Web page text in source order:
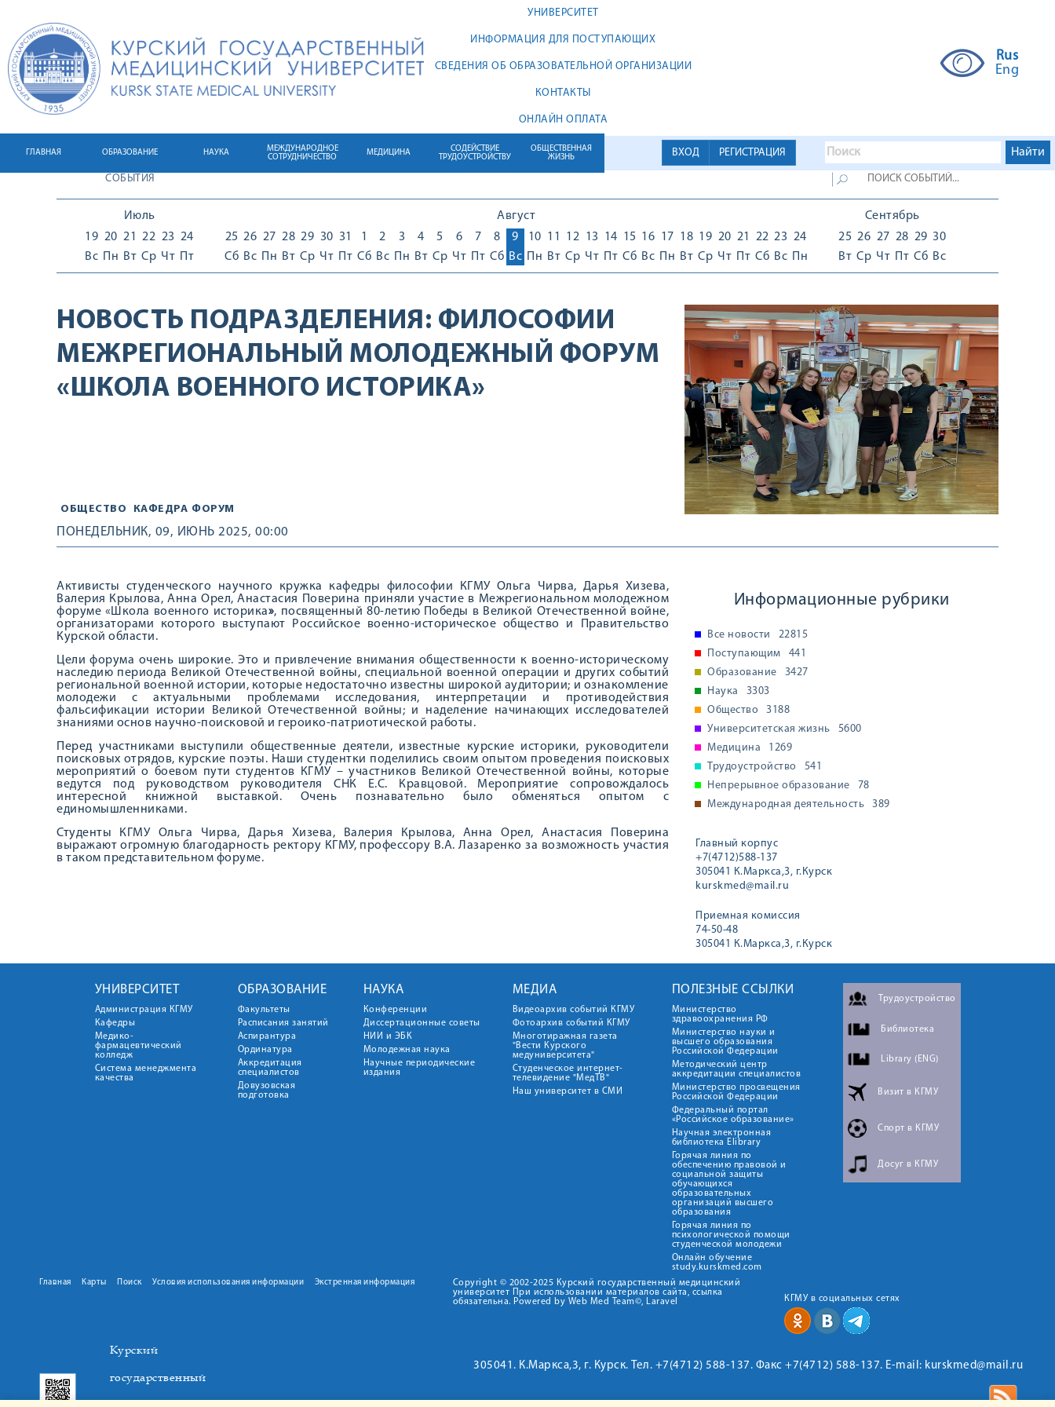
УНИВЕРСИТЕТ
ИНФОРМАЦИЯ ДЛЯ ПОСТУПАЮЩИХ
СВЕДЕНИЯ ОБ ОБРАЗОВАТЕЛЬНОЙ ОРГАНИЗАЦИИ
КОНТАКТЫ
ОНЛАЙН ОПЛАТА
Rus
Eng
ВХОД РЕГИСТРАЦИЯ
ГЛАВНАЯ ОБРАЗОВАНИЕ НАУКА
МЕЖДУНАРОДНОЕ
СОТРУДНИЧЕСТВО
МЕДИЦИНА
СОДЕЙСТВИЕ
ТРУДОУСТРОЙСТВУ
ОБЩЕСТВЕННАЯ
ЖИЗНЬ
СОБЫТИЯ
Июль
19
Вс
20
Пн
21
Вт
22
Ср
23
Чт
24
Пт
Август
25
Сб
26
Вс
27
Пн
28
Вт
29
Ср
30
Чт
31
Пт
1
Сб
2
Вс
3
Пн
4
Вт
5
Ср
6
Чт
7
Пт
8
Сб
9
Вс
10
Пн
11
Вт
12
Ср
13
Чт
14
Пт
15
Сб
16
Вс
17
Пн
18
Вт
19
Ср
20
Чт
21
Пт
22
Сб
23
Вс
24
Пн
Сентябрь
25
Вт
26
Ср
27
Чт
28
Пт
29
Сб
30
Вс
НОВОСТЬ ПОДРАЗДЕЛЕНИЯ: ФИЛОСОФИИ
МЕЖРЕГИОНАЛЬНЫЙ МОЛОДЕЖНЫЙ ФОРУМ
«ШКОЛА ВОЕННОГО ИСТОРИКА»
ОБЩЕСТВО КАФЕДРА ФОРУМ
ПОНЕДЕЛЬНИК, 09, ИЮНЬ 2025, 00:00
Активисты студенческого научного кружка кафедры философии КГМУ Ольга Чирва, Дарья Хизева,
Валерия Крылова, Анна Орел, Анастасия Поверина приняли участие в Межрегиональном молодежном
форуме «Школа военного историка», посвященный 80-летию Победы в Великой Отечественной войне,
организаторами которого выступают Российское военно-историческое общество и Правительство
Курской области.
Цели форума очень широкие. Это и привлечение внимания общественности к военно-историческому
наследию периода Великой Отечественной войны, специальной военной операции и других событий
региональной военной истории, которые недостаточно известны широкой аудитории; и ознакомление
молодежи с актуальными проблемами исследования, интерпретации и противодействия
фальсификации истории Великой Отечественной войны; и наделение начинающих исследователей
знаниями основ научно-поисковой и героико-патриотической работы.
Перед участниками выступили общественные деятели, известные курские историки, руководители
поисковых отрядов, курские поэты. Наши студентки поделились своим опытом проведения поисковых
мероприятий о боевом пути студентов КГМУ – участников Великой Отечественной войны, которые
ведутся под руководством руководителя СНК Е.С. Кравцовой. Мероприятие сопровождалось
интересной книжной выставкой. Очень познавательно было обменяться опытом с
единомышленниками.
Студенты КГМУ Ольга Чирва, Дарья Хизева, Валерия Крылова, Анна Орел, Анастасия Поверина
выражают огромную благодарность ректору КГМУ, профессору В.А. Лазаренко за возможность участия
в таком представительном форуме.
Информационные рубрики
Все новости
22815
Поступающим
441
Образование
3427
Наука
3303
Общество
3188
Университетская жизнь
5600
Медицина
1269
Трудоустройство
541
Непрерывное образование
78
Международная деятельность
389
Главный корпус
+7(4712)588-137
305041 К.Маркса,3, г.Курск
kurskmed@mail.ru
Приемная комиссия
74-50-48
305041 К.Маркса,3, г.Курск
УНИВЕРСИТЕТ
Администрация КГМУ
Кафедры
Медико-
фармацевтический
колледж
Система менеджмента
качества
ОБРАЗОВАНИЕ
Факультеты
Расписания занятий
Аспирантура
Ординатура
Аккредитация
специалистов
Довузовская
подготовка
НАУКА
Конференции
Диссертационные советы
НИИ и ЭБК
Молодежная наука
Научные периодические
издания
МЕДИА
Видеоархив событий КГМУ
Фотоархив событий КГМУ
Многотиражная газета
"Вести Курского
медуниверситета"
Студенческое интернет-
телевидение "МедТВ"
Наш университет в СМИ
ПОЛЕЗНЫЕ ССЫЛКИ
Министерство
здравоохранения РФ
Министерство науки и
высшего образования
Российской Федерации
Методический центр
аккредитации специалистов
Министерство просвещения
Российской Федерации
Федеральный портал
«Российское образование»
Научная электронная
библиотека Elibrary
Горячая линия по
обеспечению правовой и
социальной защиты
обучающихся
образовательных
организаций высшего
образования
Горячая линия по
психологической помощи
студенческой молодежи
Онлайн обучение
study.kurskmed.com
Трудоустройство
Библиотека
Library (ENG)
Визит в КГМУ
Спорт в КГМУ
Досуг в КГМУ
Главная Карты Поиск Условия использования информации Экстренная информация
Copyright © 2002-2025 Курский государственный медицинский
университет При использовании материалов сайта, ссылка
обязательна. Powered by Web Med Team©, Laravel
КГМУ в социальных сетях
Курский
государственный
305041. К.Маркса,3, г. Курск. Тел. +7(4712) 588-137. Факс +7(4712) 588-137. E-mail: kurskmed@mail.ru